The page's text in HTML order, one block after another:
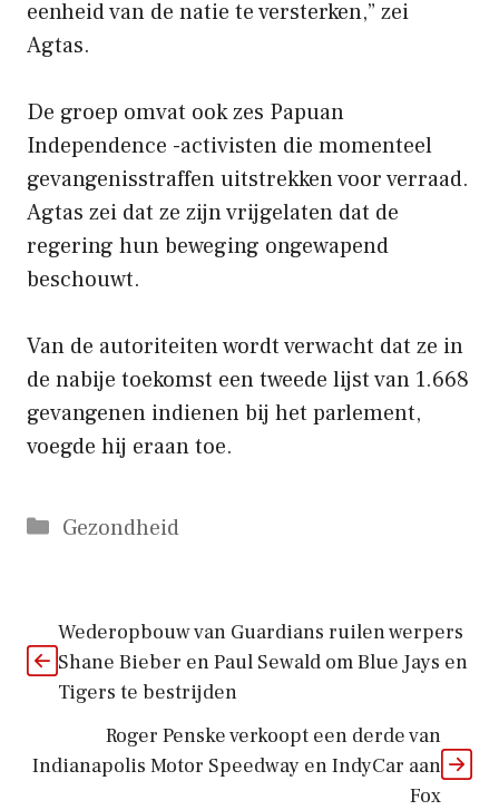
eenheid van de natie te versterken,” zei
Agtas.
De groep omvat ook zes Papuan
Independence -activisten die momenteel
gevangenisstraffen uitstrekken voor verraad.
Agtas zei dat ze zijn vrijgelaten dat de
regering hun beweging ongewapend
beschouwt.
Van de autoriteiten wordt verwacht dat ze in
de nabije toekomst een tweede lijst van 1.668
gevangenen indienen bij het parlement,
voegde hij eraan toe.
Categorieën
Gezondheid
Wederopbouw van Guardians ruilen werpers
Shane Bieber en Paul Sewald om Blue Jays en
Tigers te bestrijden
Roger Penske verkoopt een derde van
Indianapolis Motor Speedway en IndyCar aan
Fox